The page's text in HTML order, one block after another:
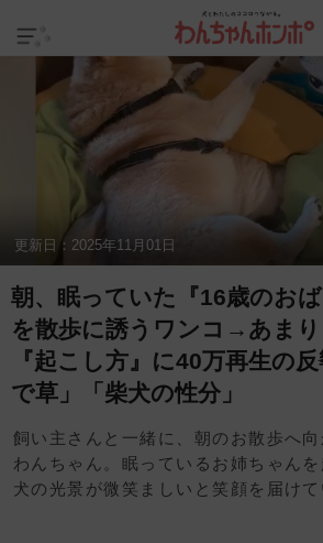
更新日： 2025年11月01日
朝、眠っていた『16歳のおば
を散歩に誘うワンコ→あま
『起こし方』に40万再生の
で草」「柴犬の性分」
飼い主さんと一緒に、朝のお散歩へ
わんちゃん。眠っているお姉ちゃん
犬の光景が微笑ましいと笑顔を届けて